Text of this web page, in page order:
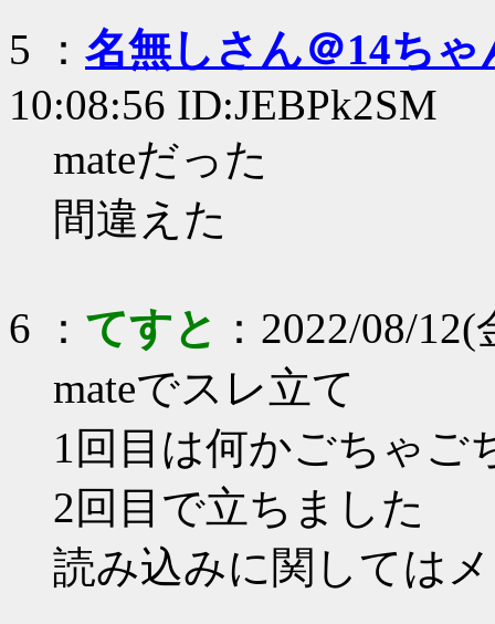
5 ： 名無しさん＠14ちゃ
10:08:56 ID:JEBPk2SM
mateだった
間違えた
6 ： てすと ：2022/08/
mateでスレ立て
1回目は何かごちゃご
2回目で立ちました
読み込みに関しては